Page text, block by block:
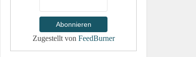
Zugestellt von FeedBurner